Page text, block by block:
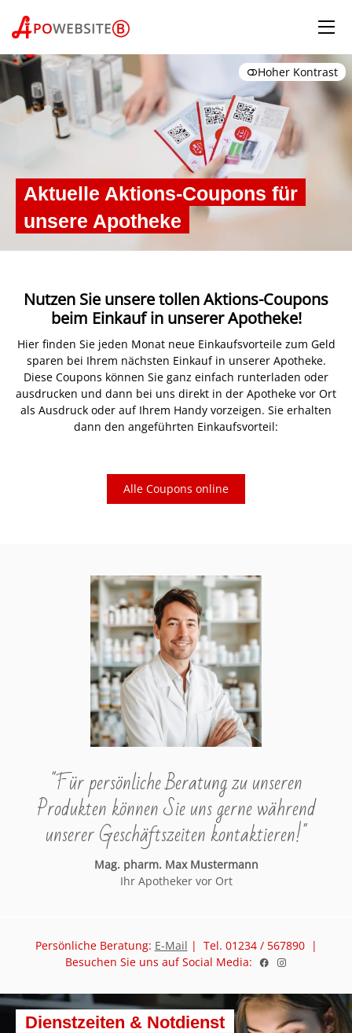
Hoher Kontrast
Aktuelle Aktions-Coupons für
unsere Apotheke
Nutzen Sie unsere tollen Aktions-Coupons
beim Einkauf in unserer Apotheke!
Hier finden Sie jeden Monat neue Einkaufsvorteile zum Geld
sparen bei Ihrem nächsten Einkauf in unserer Apotheke.
Diese Coupons können Sie ganz einfach runterladen oder
ausdrucken und dann bei uns direkt in der Apotheke vor Ort
als Ausdruck oder auf Ihrem Handy vorzeigen. Sie erhalten
dann den angeführten Einkaufsvorteil:
Alle Coupons online
"Für persönliche Beratung zu unseren
Produkten können Sie uns gerne während
unserer Geschäftszeiten kontaktieren!"
Mag. pharm. Max Mustermann
Ihr Apotheker vor Ort
Persönliche Beratung: E-Mail | Tel. 01234 / 567890 |
Besuchen Sie uns auf Social Media:
Dienstzeiten & Notdienst